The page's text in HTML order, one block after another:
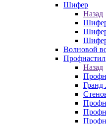
Шифер
Назад
Волновой
Профнастил
Назад
Гранд